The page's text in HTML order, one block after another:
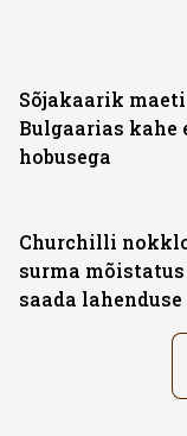
Sõjakaarik maeti
Bulgaarias kahe
hobusega
Churchilli
surma
saada lahenduse